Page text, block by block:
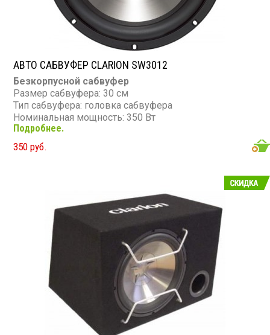
АВТО САБВУФЕР CLARION SW3012
Безкорпусной сабвуфер
Размер сабвуфера: 30 см
Тип сабвуфера: головка сабвуфера
Номинальная мощность: 350 Вт
Максимальная мощность: 700 Вт
Диапазон частот: 35 - 500 Гц
Сопротивление: 4 Ом
Подробнее.
350 руб.